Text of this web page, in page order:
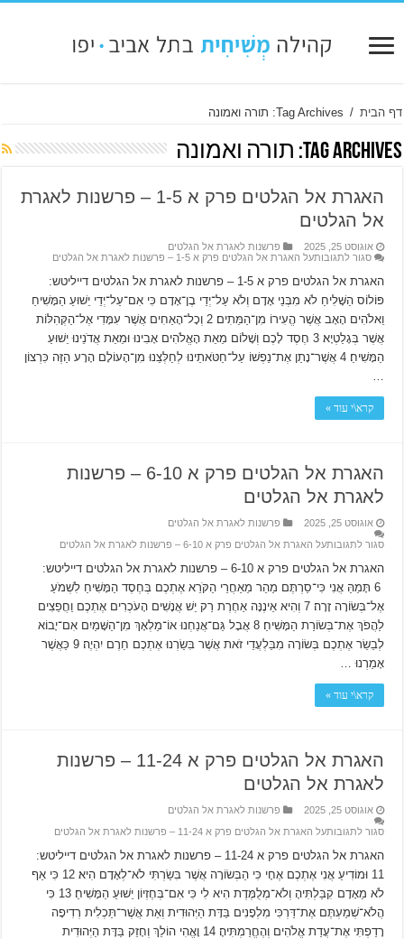
דף הבית / Tag Archives: תורה ואמונה
Tag Archives: תורה ואמונה
האגרת אל הגלטים פרק א 1-5 – פרשנות לאגרת
אל הגלטים
אוגוסט 25, 2025
פרשנות לאגרת אל הגלטים
סגור לתגובותעל האגרת אל הגלטים פרק א 1-5 – פרשנות לאגרת אל הגלטים
האגרת אל הגלטים פרק א 1-5 – פרשנות לאגרת אל הגלטים דייליטש:
פּוֹלוֹס הַשָּׁלִיחַ לֹא מִבְּנֵי אָדָם וְלֹא עַל־יְדֵי בֶן־אָדָם כִּי אִם־עַל־יְדֵי יֵשׁוּעַ הַמָּשִׁיחַ
וֵאלֹהִים הָאָב אֲשֶׁר הֱעִירוֹ מִן־הַמֵּתִים׃ 2 וְכָל־הָאַחִים אֲשֶׁר עִמָּדִי אֶל־הַקְּהִלּוֹת
אֲשֶׁר בְּגָלַטְיָא׃ 3 חֶסֶד לָכֶם וְשָׁלוֹם מֵאֵת הָאֱלֹהִים אָבִינוּ וּמֵאֵת אֲדֹנֵינוּ יֵשׁוּעַ
הַמָּשִׁיחַ׃ 4 אֲשֶׁר־נָתַן אֶת־נַפְשׁוֹ עַל־חַטֹּאתֵינוּ לְחַלְּצֵנוּ מִן־הָעוֹלָם הָרָע הַזֶּה כִּרְצוֹן
…
קרא\י עוד »
האגרת אל הגלטים פרק א 6-10 – פרשנות
לאגרת אל הגלטים
אוגוסט 25, 2025
פרשנות לאגרת אל הגלטים
סגור לתגובותעל האגרת אל הגלטים פרק א 6-10 – פרשנות לאגרת אל הגלטים
האגרת אל הגלטים פרק א 6-10 – פרשנות לאגרת אל הגלטים דייליטש:
6 תָּמֵהַּ אֲנִי כִּי־סַרְתֶּם מַהֵר מֵאַחֲרֵי הַקֹּרֵא אֶתְכֶם בְּחֶסֶד הַמָּשִׁיחַ לִשְׁמֹעַ
אֶל־בְּשׂוֹרָה זָרָה׃ 7 וְהִיא אֵינֶנָּה אַחֶרֶת רַק יֵשׁ אֲנָשִׁים הָעֹכְרִים אֶתְכֶם וַחֲפֵצִים
לַהֲפֹךְ אֶת־בְּשׂוֹרַת הַמָּשִׁיחַ׃ 8 אֲבָל גַּם־אֲנַחְנוּ אוֹ־מַלְאָךְ מִן־הַשָּׁמַיִם אִם־יָבוֹא
לְבַשֵׂר אֶתְכֶם בְּשׂוֹרָה מִבַּלְעֲדֵי זֹאת אֲשֶׁר בִּשַׂרְנוּ אֶתְכֶם חֵרֶם יִהְיֶה׃ 9 כַּאֲשֶׁר
אָמַרְנוּ …
קרא\י עוד »
האגרת אל הגלטים פרק א 11-24 – פרשנות
לאגרת אל הגלטים
אוגוסט 25, 2025
פרשנות לאגרת אל הגלטים
סגור לתגובותעל האגרת אל הגלטים פרק א 11-24 – פרשנות לאגרת אל הגלטים
האגרת אל הגלטים פרק א 11-24 – פרשנות לאגרת אל הגלטים דייליטש:
11 וּמוֹדִיעַ אֲנִי אֶתְכֶם אֶחָי כִּי הַבְּשׂוֹרָה אֲשֶׁר בִּשַׂרְתִּי לֹא־לְאָדָם הִיא׃ 12 כִּי אַף
לֹא מֵאָדָם קִבַּלְתִּיהָ וְלֹא־מְלֻמֶּדֶת הִיא לִי כִּי אִם־בְּחֶזְיוֹן יֵשׁוּעַ הַמָּשִׁיחַ׃ 13 כִּי
הֲלֹא־שְׁמַעְתֶּם אֶת־דַּרְכִּי מִלְפָנִים בַּדָּת הַיְּהוּדִית וְאֵת אֲשֶׁר־תַּכְלִית רְדִיפָה
רָדַפְתִּי אֶת־עֲדַת אֱלֹהִים וְהֶחֱרַמְתִּיהָ׃ 14 וָאֱהִי הוֹלֵךְ וְחָזֵק בַּדָּת הַיְּהוּדִית